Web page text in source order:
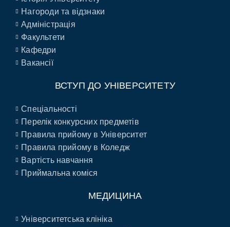
Нагороди та відзнаки
Адміністрація
Факультети
Кафедри
Вакансії
ВСТУП ДО УНІВЕРСИТЕТУ
Спеціальності
Перелік конкурсних предметів
Правила прийому в Університет
Правила прийому в Коледж
Вартість навчання
Приймальна коміся
МЕДИЦИНА
Університетська клініка